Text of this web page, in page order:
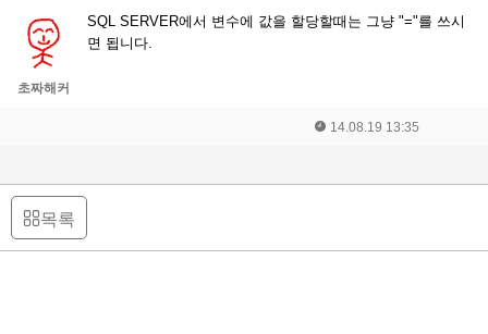
초짜해커
SQL SERVER에서 변수에 값을 할당할때는 그냥 "="를 쓰시
면 됩니다.
14.08.19 13:35
목록